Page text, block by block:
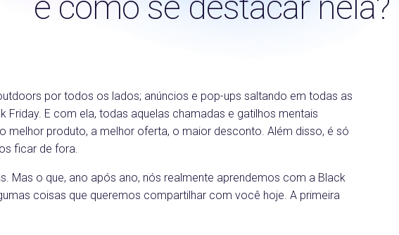
por todos os lados; anúncios e pop-ups saltando em todas as
Friday. E com ela, todas aquelas chamadas e gatilhos mentais
melhor produto, a melhor oferta, o maior desconto. Além disso, é só
ficar de fora.
Mas o que, ano após ano, nós realmente aprendemos com a Black
coisas que queremos compartilhar com você hoje. A primeira